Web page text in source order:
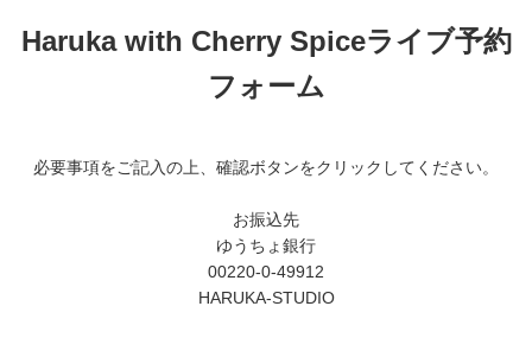
Haruka with Cherry Spiceライブ予約
フォーム
必要事項をご記入の上、確認ボタンをクリックしてください。
お振込先
ゆうちょ銀行
00220-0-49912
HARUKA-STUDIO